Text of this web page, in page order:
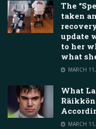
The
taken
update
to her
what
MARCH
What
MARCH